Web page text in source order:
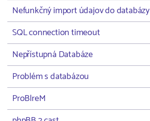
Nefunkčný import údajov do databázy
SQL connection timeout
Nepřístupná Databáze
Problém s databázou
ProBlreM